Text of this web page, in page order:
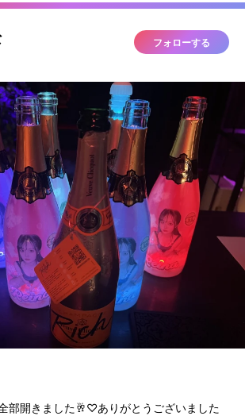
フォローする
部開きました🥂♡ありがとうございました